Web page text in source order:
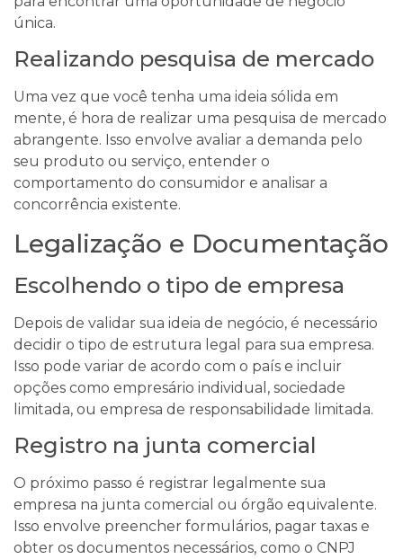
única.
Realizando pesquisa de mercado
Uma vez que você tenha uma ideia sólida em
mente, é hora de realizar uma pesquisa de mercado
abrangente. Isso envolve avaliar a demanda pelo
seu produto ou serviço, entender o
comportamento do consumidor e analisar a
concorrência existente.
Legalização e Documentação
Escolhendo o tipo de empresa
Depois de validar sua ideia de negócio, é necessário
decidir o tipo de estrutura legal para sua empresa.
Isso pode variar de acordo com o país e incluir
opções como empresário individual, sociedade
limitada, ou empresa de responsabilidade limitada.
Registro na junta comercial
O próximo passo é registrar legalmente sua
empresa na junta comercial ou órgão equivalente.
Isso envolve preencher formulários, pagar taxas e
obter os documentos necessários, como o CNPJ